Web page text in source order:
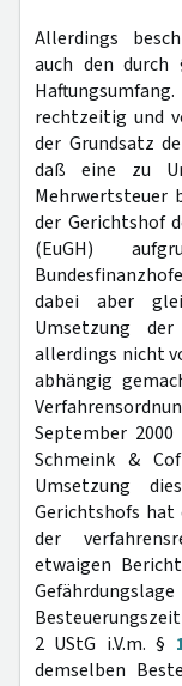
Allerdings
auch den durch
rechtzeitig und
der Grundsatz
daß eine zu
Mehrwertsteuer
der Gerichtshof
(EuGH)
dabei aber
Umsetzung
allerdings nicht
abhängig
September 2000
Schmeink &
Umsetzung
Gerichtshofs hat
der
etwaigen
2 UStG i.V.m. §
demselben